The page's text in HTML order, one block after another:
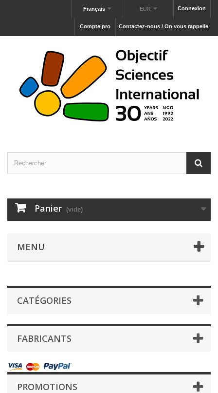
Connexion
EUR
Français
Contactez-nous / On vous rappelle
Compte pro
Panier (vide)
MENU
CATÉGORIES
FABRICANTS
PROMOTIONS